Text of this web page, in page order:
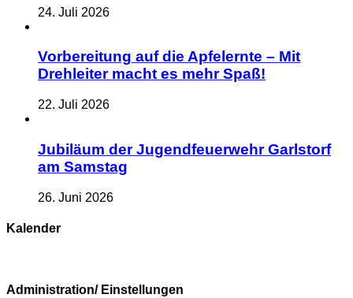
24. Juli 2026
Vorbereitung auf die Apfelernte – Mit
Drehleiter macht es mehr Spaß!
22. Juli 2026
Jubiläum der Jugendfeuerwehr Garlstorf
am Samstag
26. Juni 2026
Kalender
Administration/ Einstellungen